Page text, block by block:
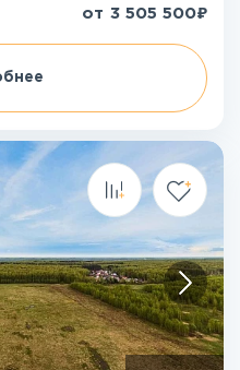
от 3 505 500₽